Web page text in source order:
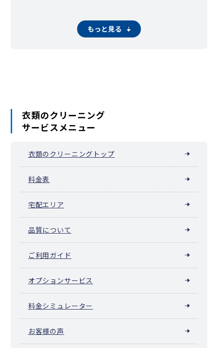
もっと見る
衣類のクリーニング
サービスメニュー
衣類のクリーニングトップ
料金表
宅配エリア
品質について
ご利用ガイド
オプションサービス
料金シミュレーター
お客様の声